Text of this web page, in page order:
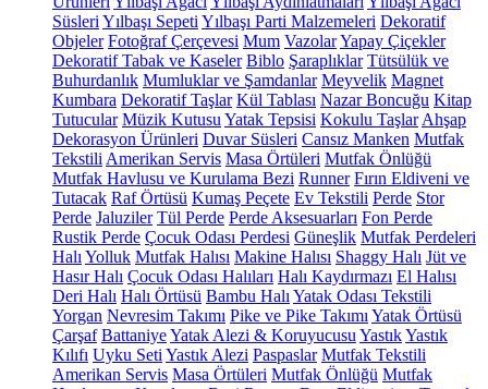
Süsleri Yılbaşı Sepeti Yılbaşı Parti Malzemeleri Dekoratif
Objeler Fotoğraf Çerçevesi Mum VazolarYapay Çiçekler
Dekoratif Tabak ve Kaseler Biblo Şaraplıklar Tütsülük ve
Buhurdanlık Mumluklar ve Şamdanlar Meyvelik Magnet
Kumbara Dekoratif Taşlar Kül Tablası Nazar Boncuğu Kitap
Tutucular Müzik Kutusu Yatak Tepsisi Kokulu Taşlar Ahşap
Dekorasyon Ürünleri Duvar Süsleri Cansız Manken Mutfak
Tekstili Amerikan Servis Masa Örtüleri Mutfak Önlüğü
Mutfak Havlusu ve Kurulama Bezi Runner Fırın Eldiveni ve
Tutacak Raf Örtüsü Kumaş Peçete Ev Tekstili Perde Stor
Perde Jaluziler Tül Perde Perde Aksesuarları Fon Perde
Rustik Perde Çocuk Odası Perdesi Güneşlik Mutfak Perdeleri
Halı Yolluk Mutfak Halısı Makine Halısı Shaggy Halı Jüt ve
Hasır Halı Çocuk Odası Halıları Halı Kaydırmazı El Halısı
Deri Halı Halı Örtüsü Bambu Halı Yatak Odası Tekstili
Yorgan Nevresim Takımı Pike ve Pike Takımı Yatak Örtüsü
Çarşaf BattaniyeYatak Alezi & Koruyucusu YastıkYastık
Kılıfı Uyku Seti Yastık Alezi Paspaslar Mutfak Tekstili
Amerikan Servis Masa Örtüleri Mutfak Önlüğü Mutfak